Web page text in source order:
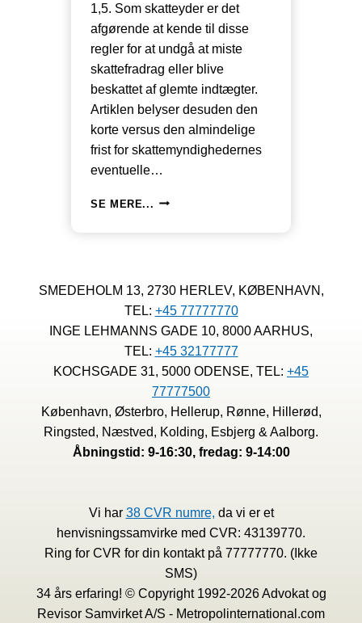
1,5. Som skatteyder er det
afgørende at kende til disse
regler for at undgå at miste
skattefradrag eller blive
beskattet af glemte indtægter.
Artiklen belyser desuden den
korte versus den almindelige
frist for skattemyndighedernes
eventuelle…
SE MERE... HUSK
ÅRSOPGØRELSEN
OG
HUSK
SAMTIDIGT
AT
GENOPTAGE
DIN
ÅRSOPGØRELSE
FRA
DE
SENERE
SMEDEHOLM 13, 2730 HERLEV, KØBENHAVN,
TEL: +45 77777770
INGE LEHMANNS GADE 10, 8000 AARHUS,
TEL: +45 32177777
KOCHSGADE 31, 5000 ODENSE, TEL: +45
77777500
København, Østerbro, Hellerup, Rønne, Hillerød,
Ringsted, Næstved, Kolding, Esbjerg & Aalborg.
Åbningstid: 9-16:30, fredag: 9-14:00
Vi har 38 CVR numre, da vi er et
henvisningssamvirke med CVR: 43139770.
Ring for CVR for din kontakt på 77777770. (Ikke
SMS)
34 års erfaring! © Copyright 1992-2026 Advokat og
Revisor Samvirket A/S - Metropolinternational.com